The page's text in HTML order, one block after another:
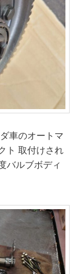
車のオートマ
ト 取付けされ
バルブボディ